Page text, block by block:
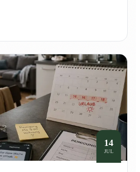
14
JUL